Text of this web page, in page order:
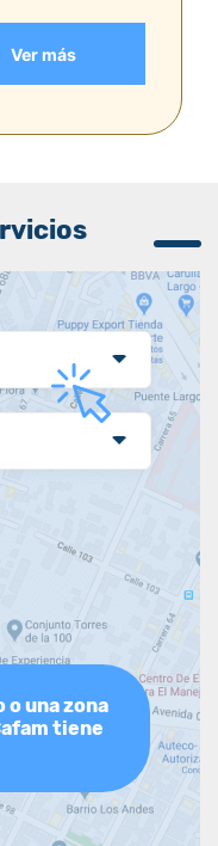
Ver más
una zona
tiene